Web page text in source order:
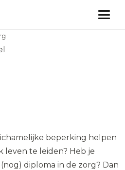
beperking helpen
leven te leiden? Heb je
diploma in de zorg? Dan